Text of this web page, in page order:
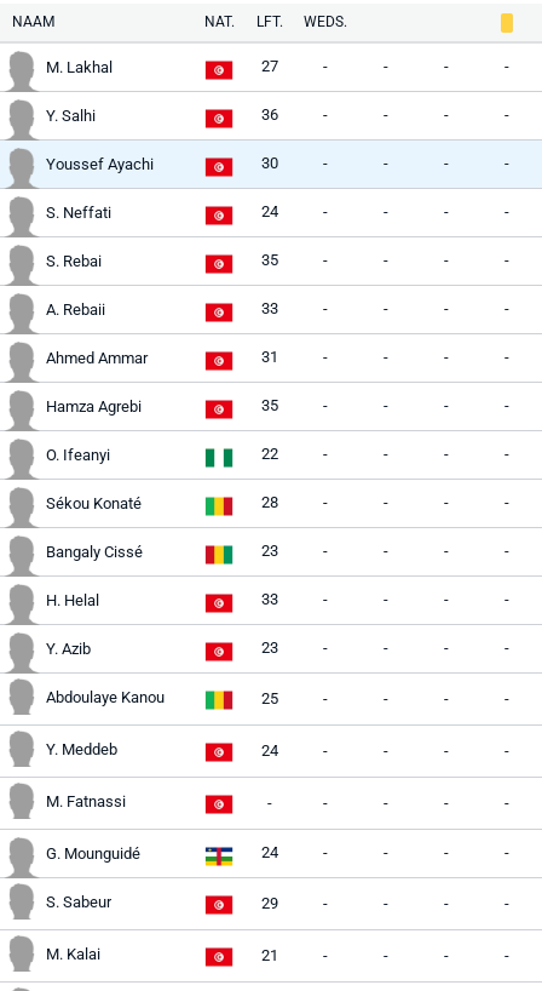
NAAM NAT. LFT. WEDS.
M. Lakhal 27 - - - -
Y. Salhi 36 - - - -
Youssef Ayachi 30 - - - -
S. Neffati 24 - - - -
S. Rebai 35 - - - -
A. Rebaii 33 - - - -
Ahmed Ammar 31 - - - -
Hamza Agrebi 35 - - - -
O. Ifeanyi 22 - - - -
Sékou Konaté 28 - - - -
Bangaly Cissé 23 - - - -
H. Helal 33 - - - -
Y. Azib 23 - - - -
Abdoulaye Kanou 25 - - - -
Y. Meddeb 24 - - - -
M. Fatnassi - - - - -
G. Mounguidé 24 - - - -
S. Sabeur 29 - - - -
M. Kalai 21 - - - -